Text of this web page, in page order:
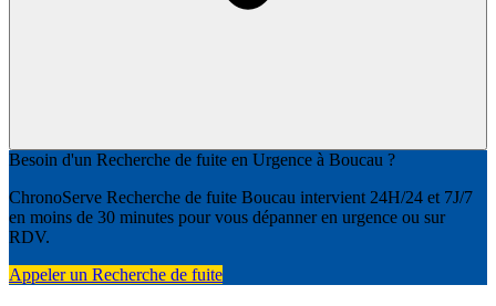
Besoin d'un Recherche de fuite en Urgence à Boucau ?
ChronoServe Recherche de fuite Boucau intervient 24H/24 et 7J/7
en moins de 30 minutes pour vous dépanner en urgence ou sur
RDV.
Appeler un Recherche de fuite